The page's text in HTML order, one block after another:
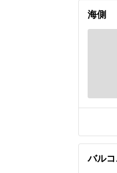
海側
バル